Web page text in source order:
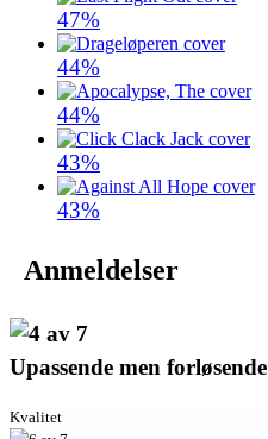
47%
44%
44%
43%
43%
Anmeldelser
Upassende men forløsende
Kvalitet